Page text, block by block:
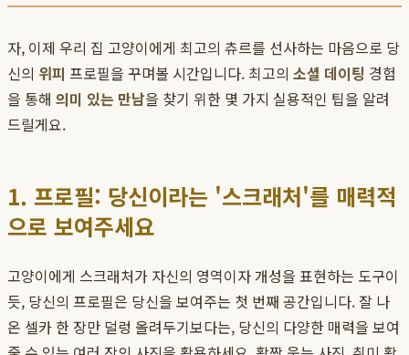
자, 이제 우리 집 고양이에게 최고의 츄르를 선사하는 마음으로 당
신의 위피 프로필을 꾸며볼 시간입니다. 최고의 소셜 데이팅 경험
을 통해 의미 있는 만남을 찾기 위한 몇 가지 실용적인 팁을 알려
드릴게요.
1. 프로필: 당신이라는 '스크래처'를 매력적
으로 보여주세요
고양이에게 스크래처가 자신의 영역이자 개성을 표현하는 도구이
듯, 당신의 프로필은 당신을 보여주는 첫 번째 공간입니다. 잘 나
온 셀카 한 장만 덜렁 올려두기보다는, 당신의 다양한 매력을 보여